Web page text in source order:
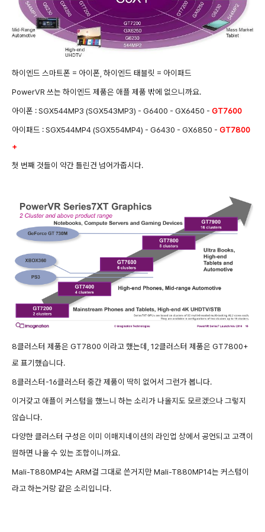
하이엔드 스마트폰 = 아이폰, 하이엔드 태블릿 = 아이패드
PowerVR 쓰는 하이엔드 제품은 애플 제품 밖에 없으니까요.
아이폰 : SGX544MP3 (SGX543MP3) - G6400 - GX6450 - GT7600
아이패드 : SGX544MP4 (SGX554MP4) - G6430 - GX6850 - GT7800
+
첫 번째 것들이 약간 틀린건 넘어가줍시다.
8클러스터 제품은 GT7800 이라고 했는데, 12클러스터 제품은 GT7800+
로 표기했습니다.
8클러스터-16클러스터 중간 제품이 딱히 없어서 그런가 봅니다.
이거갖고 애플이 커스텀을 했느니 하는 소리가 나올지도 모르겠으나 그렇지
않습니다.
다양한 클러스터 구성은 이미 이매지네이션의 라인업 상에서 공언되고 고객이
원하면 나올 수 있는 조합이니까요.
Mali-T880MP4는 ARM걸 그대로 쓴거지만 Mali-T880MP14는 커스텀이
라고 하는거랑 같은 소리입니다.